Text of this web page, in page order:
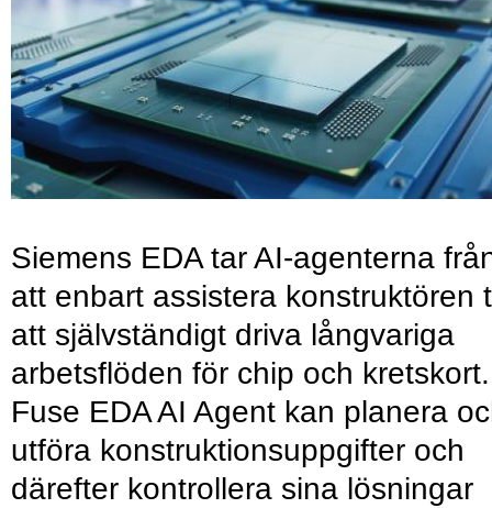
Siemens EDA tar AI-agenterna
att enbart assistera konstruktören
att självständigt driva långvariga
arbetsflöden för chip och kretskort.
Fuse EDA AI Agent kan planera
utföra konstruktionsuppgifter och
därefter kontrollera sina lösningar